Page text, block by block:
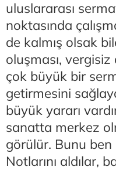
uluslararası
noktasında
de kalmış olsak
oluşması, vergisiz
çok büyük bir
getirmesini
büyük yararı
sanatta merkez
görülür. Bunu ben
Notlarını aldılar,